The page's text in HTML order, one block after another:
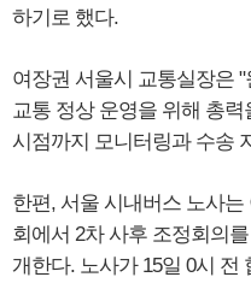
하기로 했다.
여장권 서울시 교통실장은
교통 정상 운영을 위해 총
시점까지 모니터링과 수송
한편, 서울 시내버스 노사
회에서 2차 사후 조정회의
개한다. 노사가 15일 0시 전